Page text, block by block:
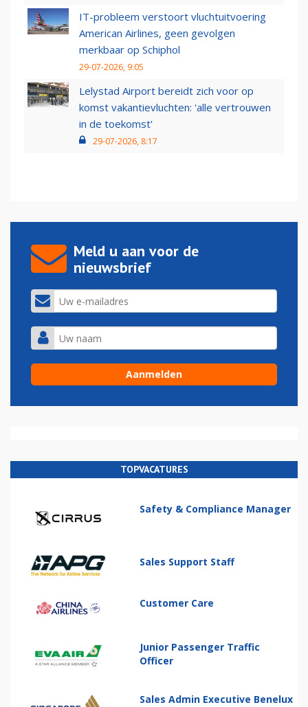
IT-probleem verstoort vluchtuitvoering
American Airlines, geen gevolgen
merkbaar op Schiphol
29-07-2026, 9:05
Lelystad Airport bereidt zich voor op
komst vakantievluchten: 'alle vertrouwen
in de toekomst'
29-07-2026, 8:17
Meld u aan voor de
nieuwsbrief
TOPVACATURES
Safety & Compliance Manager
Sales Support Staff
Customer Care
Junior Passenger Traffic
Officer
Sales Admin Executive Benelux